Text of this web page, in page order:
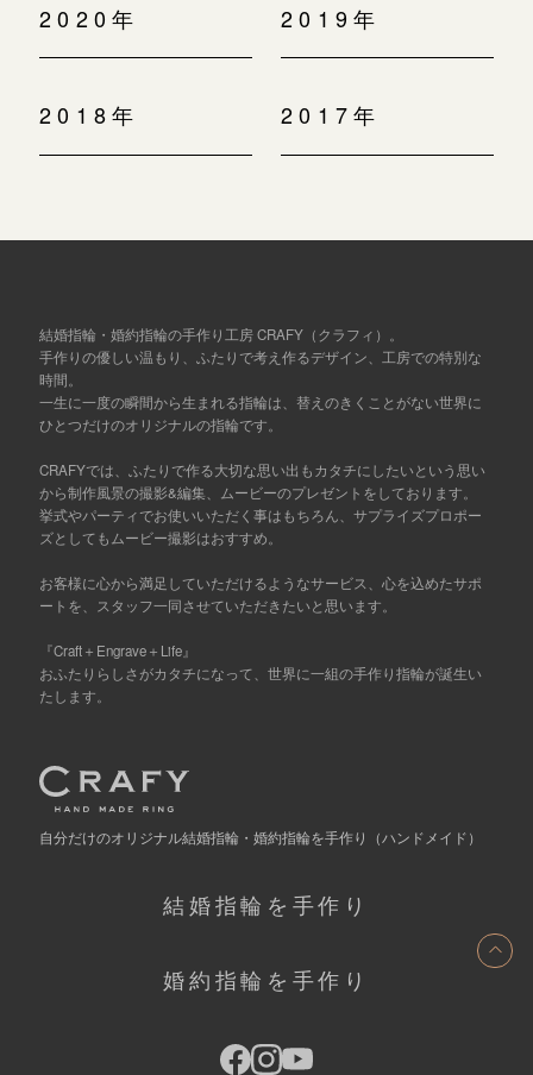
2020年 2019年
2018年 2017年
結婚指輪・婚約指輪の手作り工房 CRAFY（クラフィ）。
手作りの優しい温もり、ふたりで考え作るデザイン、工房での特別な
時間。
一生に一度の瞬間から生まれる指輪は、替えのきくことがない世界に
ひとつだけのオリジナルの指輪です。
CRAFYでは、ふたりで作る大切な思い出もカタチにしたいという思い
から制作風景の撮影&編集、ムービーのプレゼントをしております。
挙式やパーティでお使いいただく事はもちろん、サプライズプロポー
ズとしてもムービー撮影はおすすめ。
お客様に心から満足していただけるようなサービス、心を込めたサポ
ートを、スタッフ一同させていただきたいと思います。
『Craft＋Engrave＋Life』
おふたりらしさがカタチになって、世界に一組の手作り指輪が誕生い
たします。
自分だけのオリジナル結婚指輪・婚約指輪を手作り （ハンドメイド）
結婚指輪を手作り
婚約指輪を手作り